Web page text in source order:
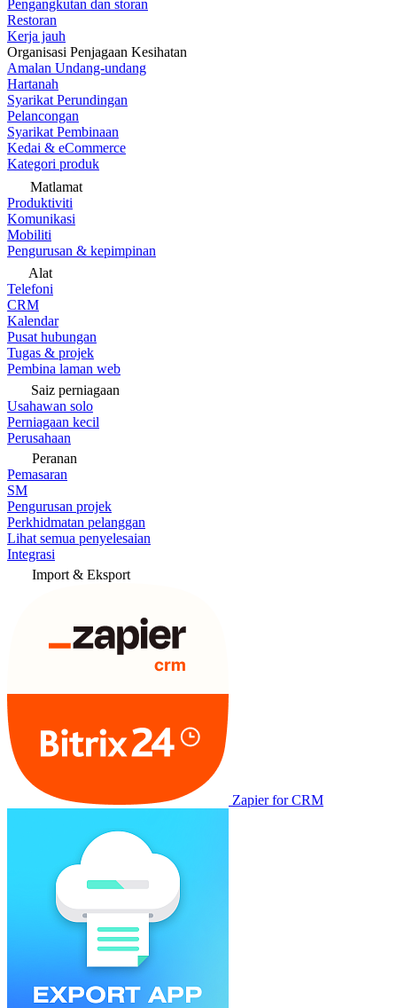
Pengangkutan dan storan
Restoran
Kerja jauh
Organisasi Penjagaan Kesihatan
Amalan Undang-undang
Hartanah
Syarikat Perundingan
Pelancongan
Syarikat Pembinaan
Kedai & eCommerce
Kategori produk
Matlamat
Produktiviti
Komunikasi
Mobiliti
Pengurusan & kepimpinan
Alat
Telefoni
CRM
Kalendar
Pusat hubungan
Tugas & projek
Pembina laman web
Saiz perniagaan
Usahawan solo
Perniagaan kecil
Perusahaan
Peranan
Pemasaran
SM
Pengurusan projek
Perkhidmatan pelanggan
Lihat semua penyelesaian
Integrasi
Import & Eksport
Zapier for CRM